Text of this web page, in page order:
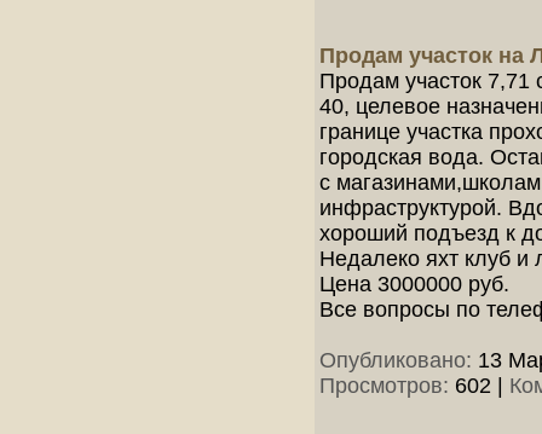
Продам участок на
Продам участок 7,71
40, целевое
границе участка
городская вода.
с
инфраструктурой.
хороший подъезд к
Недалеко яхт клуб и
Цена 3000000 руб.
Все вопросы по
Опубликовано: 13
Просмотров: 602